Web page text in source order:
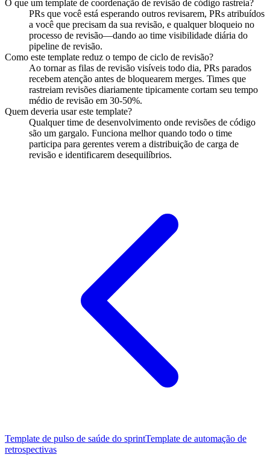
O que um template de coordenação de revisão de código rastreia?
PRs que você está esperando outros revisarem, PRs atribuídos
a você que precisam da sua revisão, e qualquer bloqueio no
processo de revisão—dando ao time visibilidade diária do
pipeline de revisão.
Como este template reduz o tempo de ciclo de revisão?
Ao tornar as filas de revisão visíveis todo dia, PRs parados
recebem atenção antes de bloquearem merges. Times que
rastreiam revisões diariamente tipicamente cortam seu tempo
médio de revisão em 30-50%.
Quem deveria usar este template?
Qualquer time de desenvolvimento onde revisões de código
são um gargalo. Funciona melhor quando todo o time
participa para gerentes verem a distribuição de carga de
revisão e identificarem desequilíbrios.
Template de pulso de saúde do sprintTemplate de automação de
retrospectivas